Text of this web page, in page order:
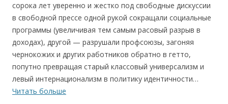
сорока лет уверенно и жестко под свободные дискуссии
в свободной прессе одной рукой сокращали социальные
программы (увеличивая тем самым расовый разрыв в
доходах), другой — разрушали профсоюзы, загоняя
чернокожих и других работников обратно в гетто,
попутно превращая старый классовый универсализм и
левый интернационализм в политику идентичности…
Читать больше